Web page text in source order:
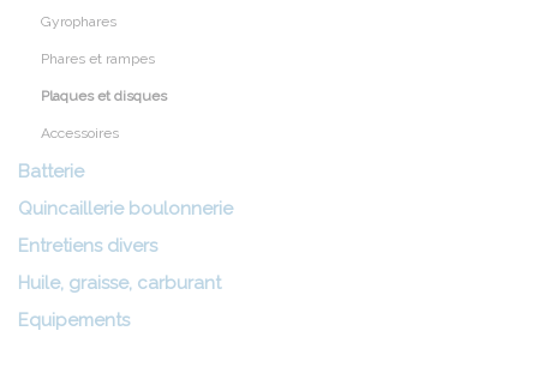
Gyrophares
Phares et rampes
Plaques et disques
Accessoires
Batterie
Quincaillerie boulonnerie
Entretiens divers
Huile, graisse, carburant
Equipements